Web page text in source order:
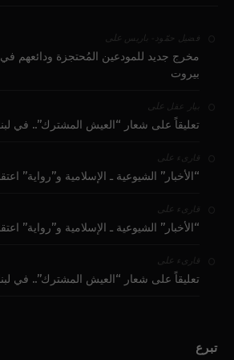
فضيل حمّود - باريس على
مخرج جديد للمودعين المُحتجزة ودائعهم في
بيروت
بيار عقل على
تعليقاً على شعار “العيش المشترك”.. في
قارىء على
“الأخبار” الشيوعية ـ الإسلامية و”رواية”
قارىء على
“الأخبار” الشيوعية ـ الإسلامية و”رواية”
قارىء على
تعليقاً على شعار “العيش المشترك”.. في
تبرع